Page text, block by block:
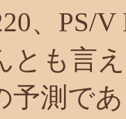
、PS/
とも言
予測で